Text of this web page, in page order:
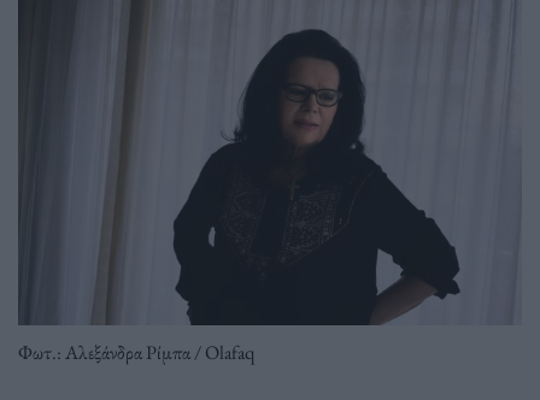
Φωτ.: Αλεξάνδρα Ρίμπα / Olafaq